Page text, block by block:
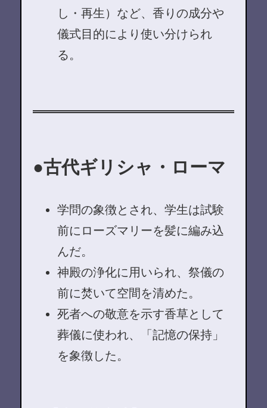
し・再生）など、香りの成分や
儀式目的により使い分けられ
る。
古代ギリシャ・ローマ
学問の象徴とされ、学生は試験
前にローズマリーを髪に編み込
んだ。
神殿の浄化に用いられ、祭儀の
前に焚いて空間を清めた。
死者への敬意を示す香草として
葬儀に使われ、「記憶の保持」
を象徴した。